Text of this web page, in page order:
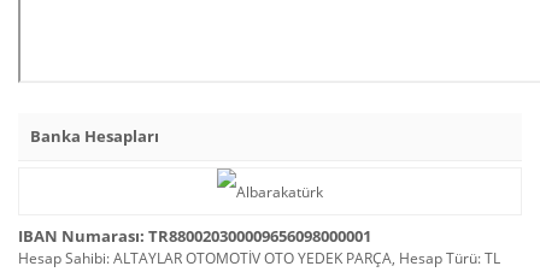
Banka Hesapları
IBAN Numarası: TR880020300009656098000001
Hesap Sahibi: ALTAYLAR OTOMOTİV OTO YEDEK PARÇA, Hesap Türü: TL